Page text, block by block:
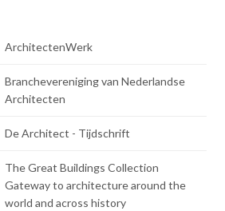
ArchitectenWerk
Branchevereniging van Nederlandse
Architecten
De Architect - Tijdschrift
The Great Buildings Collection
Gateway to architecture around the
world and across history